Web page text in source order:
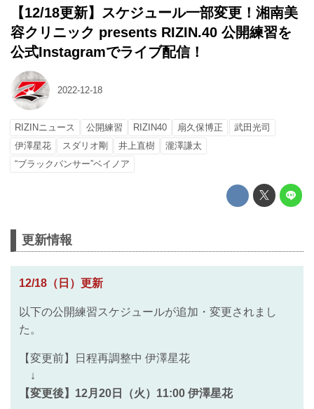
【12/18更新】スケジュール一部変更！湘南美
容クリニック presents RIZIN.40 公開練習を
公式Instagramでライブ配信！
2022-12-18
RIZINニュース 公開練習 RIZIN40 扇久保博正
武田光司
伊澤星花
スダリオ剛 井上直樹
瀧澤謙太
“ブラックパンサー”ベイノア
更新情報
12/18（日）更新
以下の公開練習スケジュールが追加・変更されまし
た。
【変更前】日程再調整中 伊澤星花
↓
【変更後】12月20日（火）11:00 伊澤星花